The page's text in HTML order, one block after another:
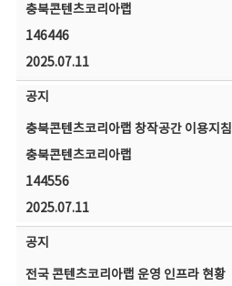
충북콘텐츠코리아랩
146446
2025.07.11
공지
충북콘텐츠코리아랩 창작공간 이용지침
충북콘텐츠코리아랩
144556
2025.07.11
공지
전국 콘텐츠코리아랩 운영 인프라 현황